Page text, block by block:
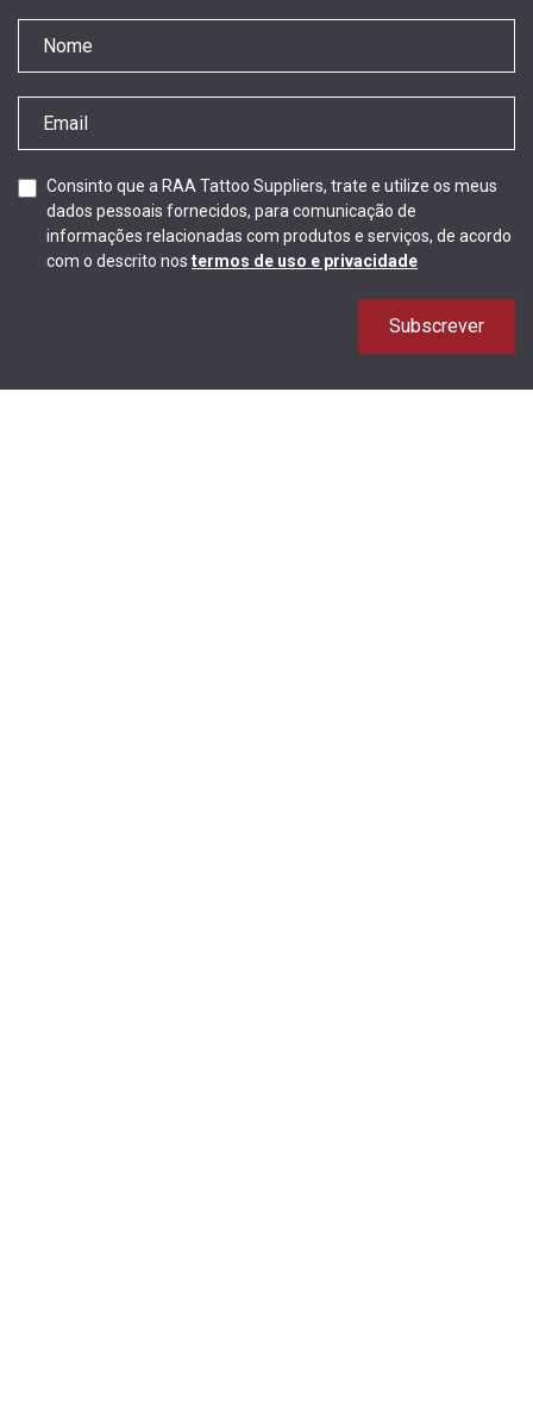
Consinto que a RAA Tattoo Suppliers, trate e utilize os meus
dados pessoais fornecidos, para comunicação de
informações relacionadas com produtos e serviços, de acordo
com o descrito nos termos de uso e privacidade
Subscrever